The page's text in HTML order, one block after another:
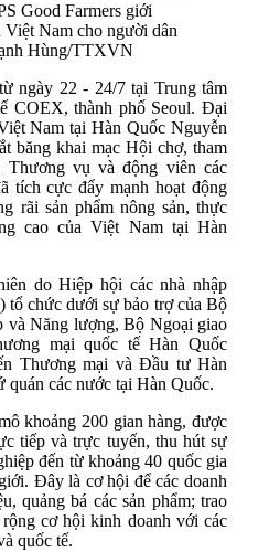
Good Farmers giới
Việt Nam cho người dân
Hùng/TTXVN
ngày 22 - 24/7 tại Trung tâm
COEX, thành phố Seoul. Đại
Nam tại Hàn Quốc Nguyễn
băng khai mạc Hội chợ, tham
Thương vụ và động viên các
tích cực đẩy mạnh hoạt động
rãi sản phẩm nông sản, thực
cao của Việt Nam tại Hàn
do Hiệp hội các nhà nhập
chức dưới sự bảo trợ của Bộ
và Năng lượng, Bộ Ngoại giao
mại quốc tế Hàn Quốc
Thương mại và Đầu tư Hàn
các nước tại Hàn Quốc.
khoảng 200 gian hàng, được
tiếp và trực tuyến, thu hút sự
đến từ khoảng 40 quốc gia
Đây là cơ hội để các doanh
quảng bá các sản phẩm; trao
cơ hội kinh doanh với các
quốc tế.